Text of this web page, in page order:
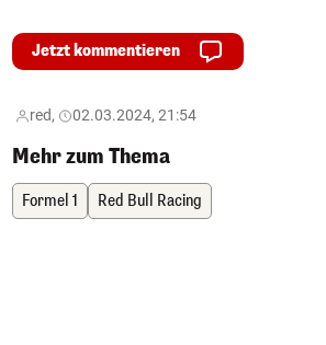
Jetzt kommentieren
red, 02.03.2024, 21:54
Mehr zum Thema
Formel 1 Red Bull Racing